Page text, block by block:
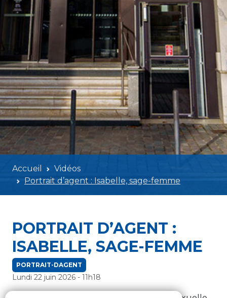
Accueil
Vidéos
Portrait d’agent : Isabelle, sage-femme
PORTRAIT D’AGENT :
ISABELLE, SAGE-FEMME
PORTRAIT-DAGENT
Lundi 22 juin 2026 - 11h18